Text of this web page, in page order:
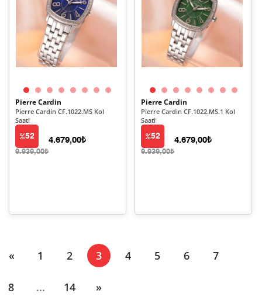
Pierre Cardin
Pierre Cardin CF.1022.MS Kol
Saati
52
9.939,00₺
4.679,00₺
Pierre Cardin
Pierre Cardin CF.1022.MS.1 Kol
Saati
52
9.939,00₺
4.679,00₺
« 1 2 3(current)
4 5 6 7
8 ... 14 »